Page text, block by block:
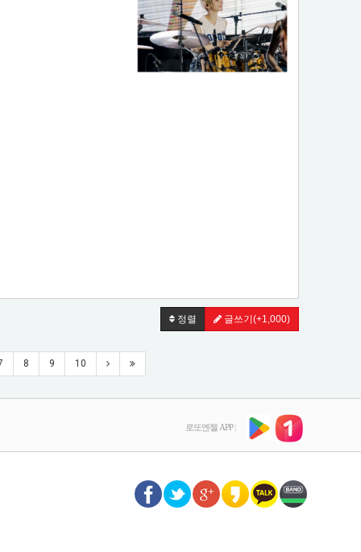
송서미 아나운서
정렬 글쓰기 (+1,000)
8 9 10
로또엔젤 APP|